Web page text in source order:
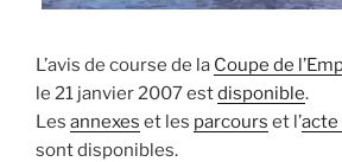
L’avis de course de la Coupe de
le 21 janvier 2007 estdisponible.
Les annexes et les parcours et l’acte
sont disponibles.